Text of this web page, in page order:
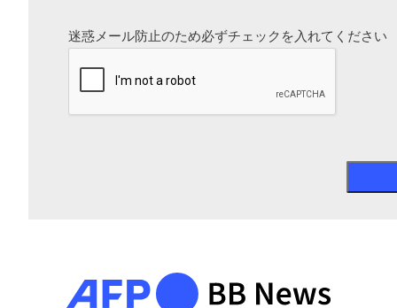
迷惑メール防止のため必ずチェックを入れてください